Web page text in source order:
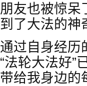
朋友也被惊呆
到了大法的神
通过自身经历
“法轮大法好”
带给我身边的